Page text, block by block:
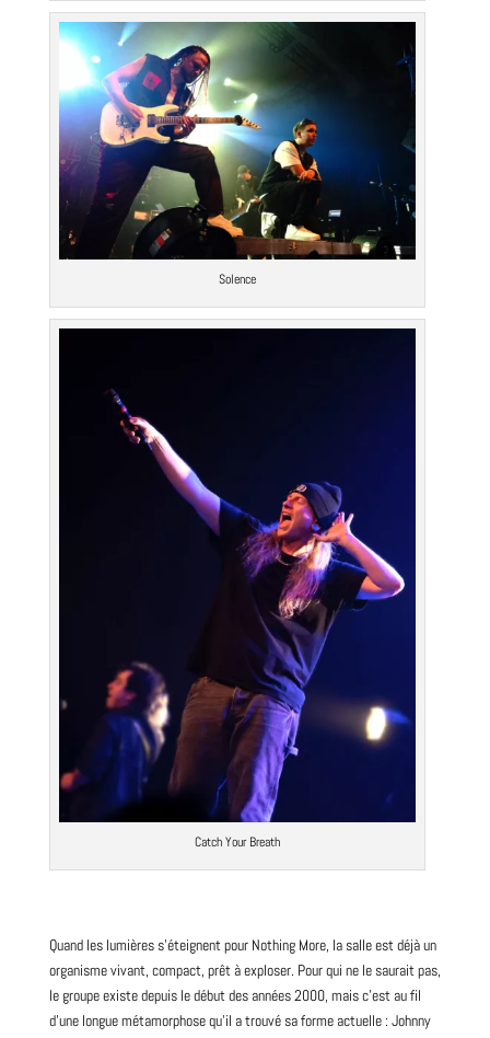
Solence
Catch Your Breath
Quand les lumières s’éteignent pour Nothing More, la salle est déjà un
organisme vivant, compact, prêt à exploser. Pour qui ne le saurait pas,
legroupeexiste depuis le début des années2000, mais c’est au fil
d’une longue métamorphose qu’il a trouvé sa forme actuelle : Johnny